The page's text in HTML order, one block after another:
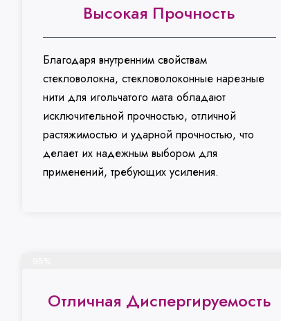
Высокая Прочность
Благодаря внутренним свойствам
стекловолокна, стекловолоконные нарезные
нити для игольчатого мата обладают
исключительной прочностью, отличной
растяжимостью и ударной прочностью, что
делает их надежным выбором для
применений, требующих усиления.
Отличная Диспергируемость